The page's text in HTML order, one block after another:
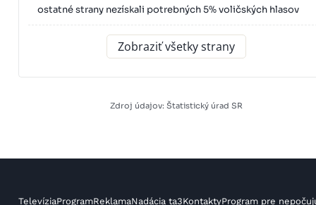
ostatné strany nezískali potrebných 5% voličských hlasov
Zobraziť všetky strany
Zdroj údajov: Štatistický úrad SR
TelevíziaProgramReklamaNadácia ta3KontaktyProgram pre